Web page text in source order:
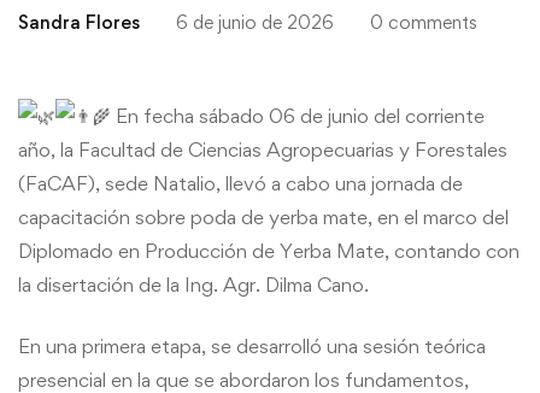
en
Producción
de
Yerba
Sandra Flores 6 de junio de 2026 0 comments
En fecha sábado 06 de junio del corriente
año, la Facultad de Ciencias Agropecuarias y Forestales
(FaCAF), sede Natalio, llevó a cabo una jornada de
capacitación sobre poda de yerba mate, en el marco del
Diplomado en Producción de Yerba Mate, contando con
la disertación de la Ing. Agr. Dilma Cano.
En una primera etapa, se desarrolló una sesión teórica
presencial en la que se abordaron los fundamentos,